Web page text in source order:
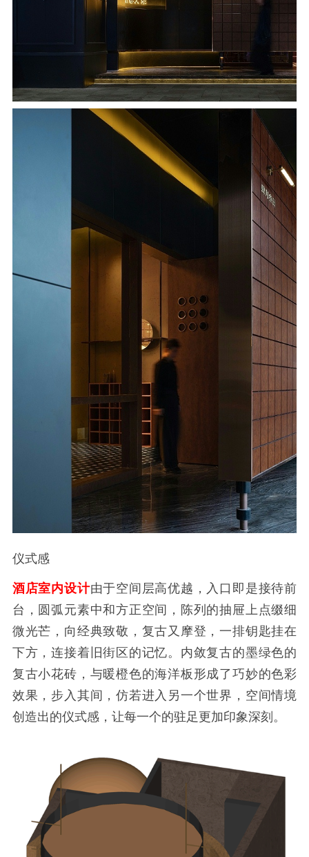
仪式感
酒店室内设计由于空间层高优越，入口即是接待前
台，圆弧元素中和方正空间，陈列的抽屉上点缀细
微光芒，向经典致敬，复古又摩登，一排钥匙挂在
下方，连接着旧街区的记忆。内敛复古的墨绿色的
复古小花砖，与暖橙色的海洋板形成了巧妙的色彩
效果，步入其间，仿若进入另一个世界，空间情境
创造出的仪式感，让每一个的驻足更加印象深刻。